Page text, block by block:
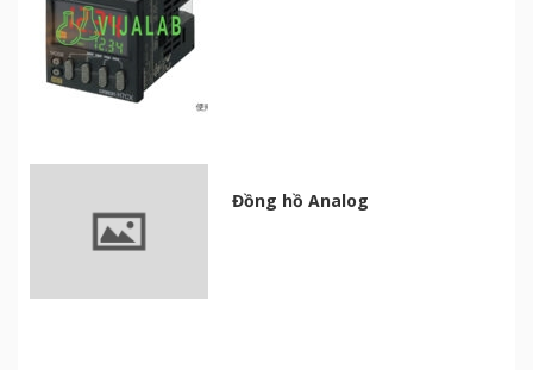
Đồng hồ Analog